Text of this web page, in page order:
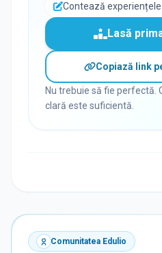
Contează
Lasă
Copiază link
Nu trebuie să fie perfectă.
clară este suficientă.
Comunitatea Edulio